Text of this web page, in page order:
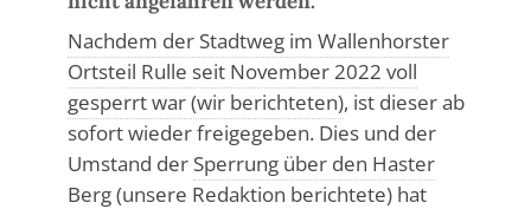
Nachdem der Stadtweg im Wallenhorster
Ortsteil Rulle seit November 2022 voll
gesperrt war (wir berichteten), ist dieser ab
sofort wieder freigegeben. Dies und der
Umstand der Sperrung über den Haster
Berg (unsere Redaktion berichtete)hat